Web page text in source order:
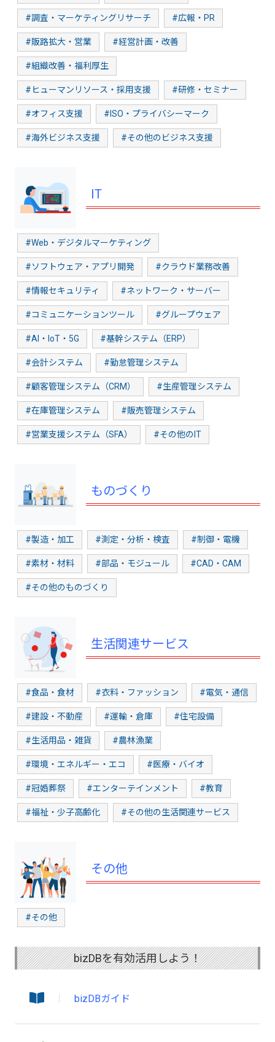
#調査・マーケティングリサーチ #広報・PR
#販路拡大・営業 #経営計画・改善
#組織改善・福利厚生
#ヒューマンリソース・採用支援 #研修・セミナー
#オフィス支援 #ISO・プライバシーマーク
#海外ビジネス支援 #その他のビジネス支援
IT
#Web・デジタルマーケティング
#ソフトウェア・アプリ開発 #クラウド業務改善
#情報セキュリティ #ネットワーク・サーバー
#コミュニケーションツール #グループウェア
#AI・IoT・5G #基幹システム（ERP）
#会計システム #勤怠管理システム
#顧客管理システム（CRM） #生産管理システム
#在庫管理システム #販売管理システム
#営業支援システム（SFA） #その他のIT
ものづくり
#製造・加工 #測定・分析・検査 #制御・電機
#素材・材料 #部品・モジュール #CAD・CAM
#その他のものづくり
生活関連サービス
#食品・食材 #衣料・ファッション #電気・通信
#建設・不動産 #運輸・倉庫 #住宅設備
#生活用品・雑貨 #農林漁業
#環境・エネルギー・エコ #医療・バイオ
#冠婚葬祭 #エンターテインメント #教育
#福祉・少子高齢化 #その他の生活関連サービス
その他
#その他
bizDBを有効活用しよう！
bizDBガイド